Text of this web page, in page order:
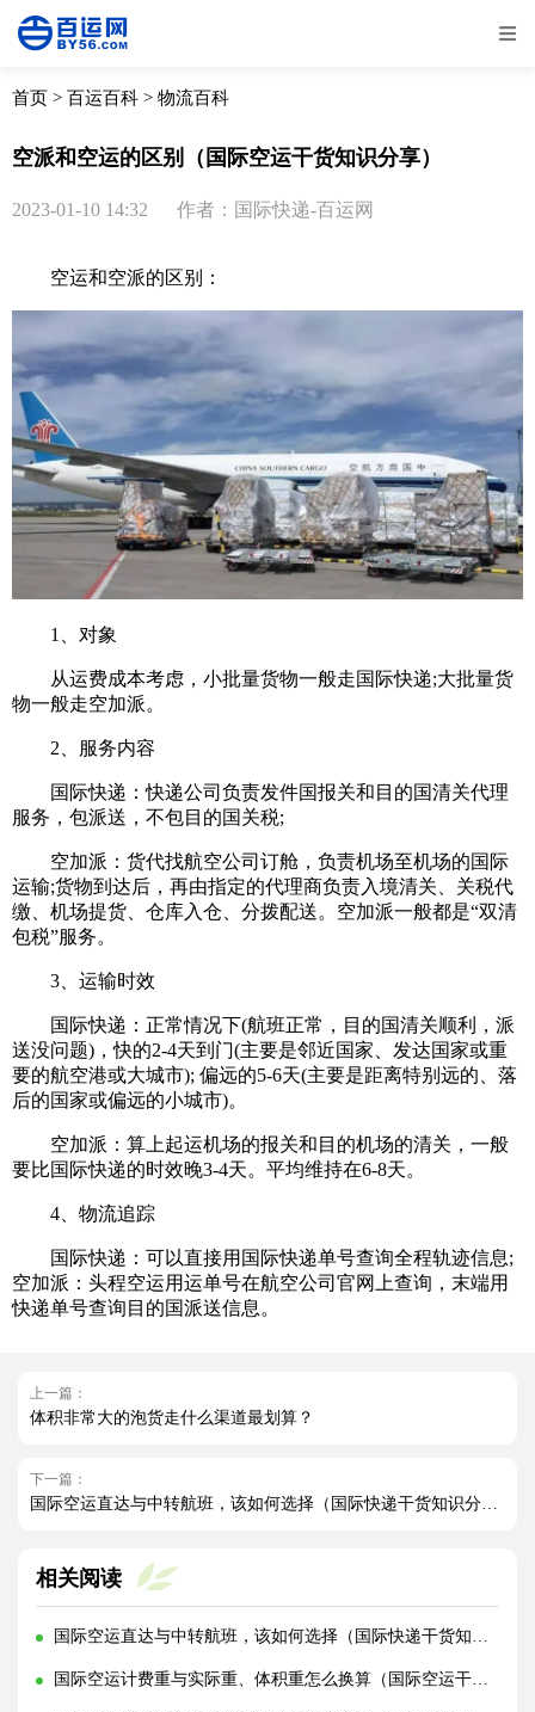
全部 物流资讯
取消 确定
首页 > 百运百科 > 物流百科
空派和空运的区别（国际空运干货知识分享）
2023-01-10 14:32 作者：国际快递-百运网
空运和空派的区别：
1、对象
从运费成本考虑，小批量货物一般走国际快递;大批量货
物一般走空加派。
2、服务内容
国际快递：快递公司负责发件国报关和目的国清关代理
服务，包派送，不包目的国关税;
空加派：货代找航空公司订舱，负责机场至机场的国际
运输;货物到达后，再由指定的代理商负责入境清关、关税代
缴、机场提货、仓库入仓、分拨配送。空加派一般都是“双清
包税”服务。
3、运输时效
国际快递：正常情况下(航班正常，目的国清关顺利，派
送没问题)，快的2-4天到门(主要是邻近国家、发达国家或重
要的航空港或大城市); 偏远的5-6天(主要是距离特别远的、落
后的国家或偏远的小城市)。
空加派：算上起运机场的报关和目的机场的清关，一般
要比国际快递的时效晚3-4天。平均维持在6-8天。
4、物流追踪
国际快递：可以直接用国际快递单号查询全程轨迹信息;
空加派：头程空运用运单号在航空公司官网上查询，末端用
快递单号查询目的国派送信息。
上一篇：
体积非常大的泡货走什么渠道最划算？
下一篇：
国际空运直达与中转航班，该如何选择（国际快递干货知识分享）
相关阅读
国际空运直达与中转航班，该如何选择（国际快递干货知识分享）
国际空运计费重与实际重、体积重怎么换算（国际空运干货知识分享）